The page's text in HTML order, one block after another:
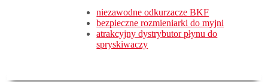
niezawodne odkurzacze BKF
bezpieczne rozmieniarki do myjni
atrakcyjny dystrybutor płynu do
spryskiwaczy